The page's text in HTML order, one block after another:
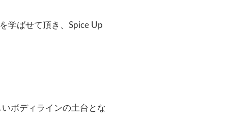
学ばせて頂き、Spice Up
ボディラインの土台とな